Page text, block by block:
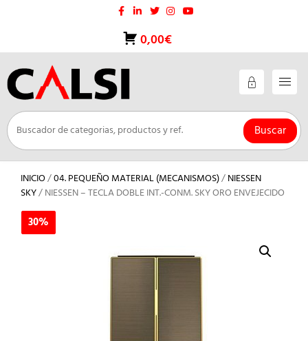
0,00€
Buscar
INICIO/04. PEQUEÑO MATERIAL (MECANISMOS)/NIESSEN
SKY/ NIESSEN – TECLA DOBLE INT.-CONM. SKY ORO ENVEJECIDO
30%
30%